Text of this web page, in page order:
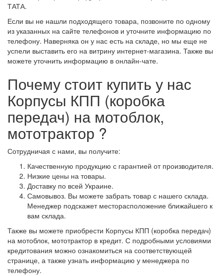
ТАТА.
Если вы не нашли подходящего товара, позвоните по одному
из указанных на сайте телефонов и уточните информацию по
телефону. Наверняка он у нас есть на складе, но мы еще не
успели выставить его на витрину интернет-магазина. Также вы
можете уточнить информацию в онлайн-чате.
Почему стоит купить у нас
Корпусы КПП (коробка
передач) на мотоблок,
мототрактор ?
Сотрудничая с нами, вы получите:
Качественную продукцию с гарантией от производителя.
Низкие цены на товары.
Доставку по всей Украине.
Самовывоз. Вы можете забрать товар с нашего склада.
Менеджер подскажет месторасположение ближайшего к
вам склада.
Также вы можете приобрести Корпусы КПП (коробка передач)
на мотоблок, мототрактор в кредит. С подробными условиями
кредитования можно ознакомиться на соответствующей
странице, а также узнать информацию у менеджера по
телефону.